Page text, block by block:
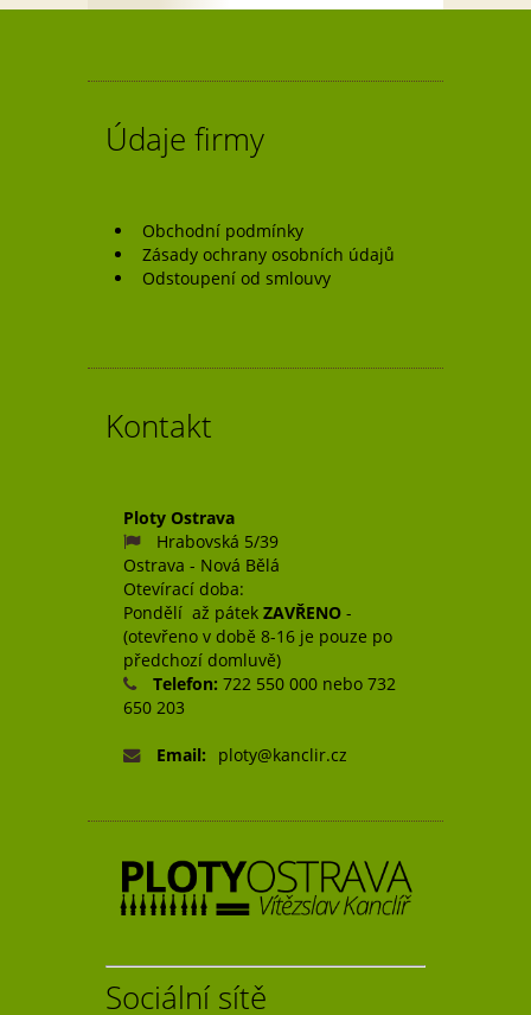
Údaje firmy
Obchodní podmínky
Zásady ochrany osobních údajů
Odstoupení od smlouvy
Kontakt
Ploty Ostrava
Hrabovská 5/39
Ostrava - Nová Bělá
Otevírací doba:
Pondělí až pátek ZAVŘENO -
(otevřeno v době 8-16 je pouze po
předchozí domluvě)
Telefon: 722 550 000 nebo 732
650 203
Email: ploty@kanclir.cz
Sociální sítě